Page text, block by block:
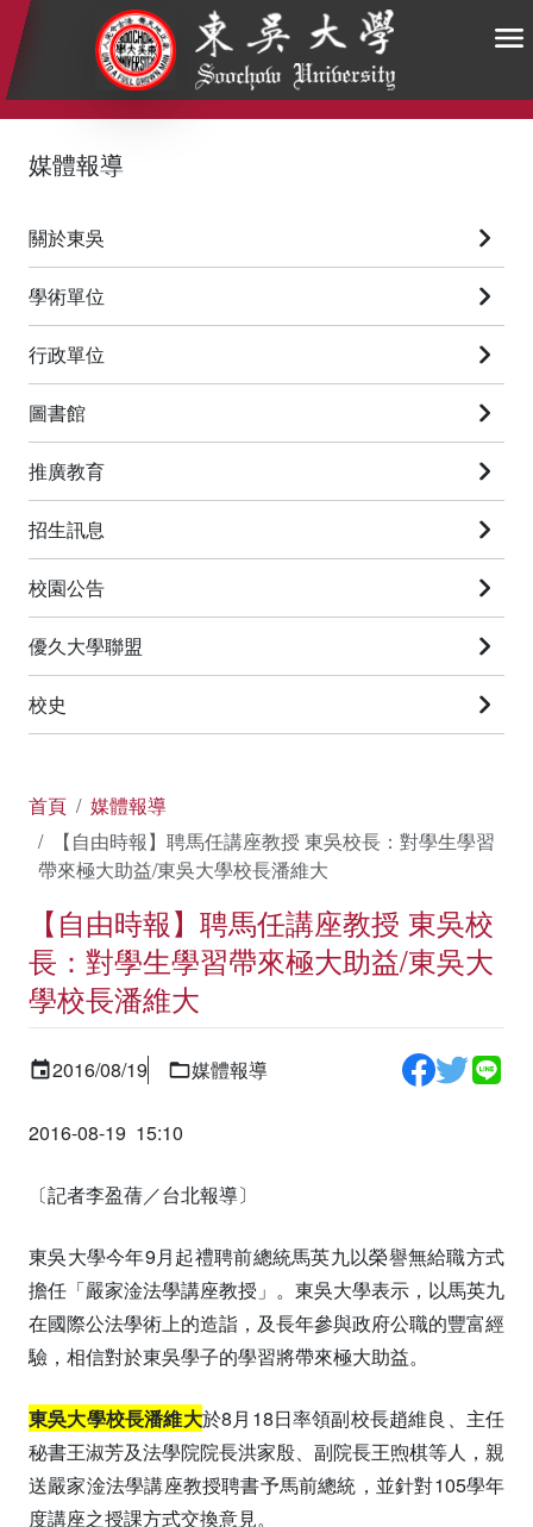
:::
媒體報導
關於東吳
學術單位
行政單位
圖書館
推廣教育
招生訊息
校園公告
優久大學聯盟
校史
首頁
媒體報導
【自由時報】聘馬任講座教授 東吳校長：對學生學習
帶來極大助益/東吳大學校長潘維大
【自由時報】聘馬任講座教授 東吳校
長：對學生學習帶來極大助益/東吳大
學校長潘維大
2016/08/19 媒體報導
2016-08-19 15:10
〔記者李盈蒨／台北報導〕
東吳大學今年9月起禮聘前總統馬英九以榮譽無給職方式
擔任「嚴家淦法學講座教授」。東吳大學表示，以馬英九
在國際公法學術上的造詣，及長年參與政府公職的豐富經
驗，相信對於東吳學子的學習將帶來極大助益。
東吳大學校長潘維大於8月18日率領副校長趙維良、主任
秘書王淑芳及法學院院長洪家殷、副院長王煦棋等人，親
送嚴家淦法學講座教授聘書予馬前總統，並針對105學年
度講座之授課方式交換意見。